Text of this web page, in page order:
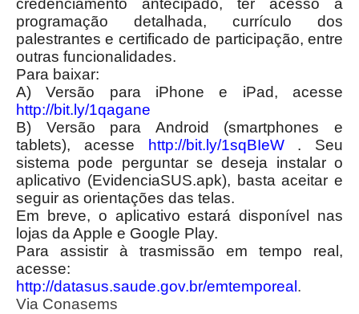
credenciamento antecipado, ter acesso à
programação detalhada, currículo dos
palestrantes e certificado de participação, entre
outras funcionalidades.
Para baixar:
a) Versão para iPhone e iPad, acesse
http://bit.ly/1qagane
b) Versão para Android (smartphones e
tablets), acesse
http://bit.ly/1sqBIeW. Seu
sistema pode perguntar se deseja instalar o
aplicativo (EvidenciaSUS.apk), basta aceitar e
seguir as orientações das telas.
Em breve, o aplicativo estará disponível nas
lojas da Apple e Google Play.
Para assistir à trasmissão em tempo real,
acesse:
http://datasus.saude.gov.br/emtemporeal .
Via Conasems